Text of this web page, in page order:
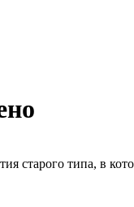
старого типа, в